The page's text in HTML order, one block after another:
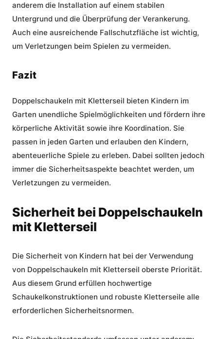
anderem die Installation auf einem stabilen
Untergrund und die Überprüfung der Verankerung.
Auch eine ausreichende Fallschutzfläche ist wichtig,
um Verletzungen beim Spielen zu vermeiden.
Fazit
Doppelschaukeln mit Kletterseil bieten Kindern im
Garten unendliche Spielmöglichkeiten und fördern ihre
körperliche Aktivität sowie ihre Koordination. Sie
passen in jeden Garten und erlauben den Kindern,
abenteuerliche Spiele zu erleben. Dabei sollten jedoch
immer die Sicherheitsaspekte beachtet werden, um
Verletzungen zu vermeiden.
Sicherheit bei Doppelschaukeln
mit Kletterseil
Die Sicherheit von Kindern hat bei der Verwendung
von Doppelschaukeln mit Kletterseil oberste Priorität.
Aus diesem Grund erfüllen hochwertige
Schaukelkonstruktionen und robuste Kletterseile alle
erforderlichen Sicherheitsnormen.